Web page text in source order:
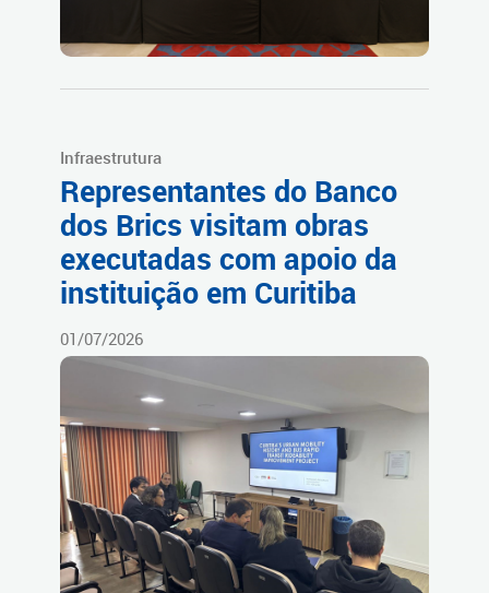
Infraestrutura
Representantes do Banco
dos Brics visitam obras
executadas com apoio da
instituição em Curitiba
01/07/2026